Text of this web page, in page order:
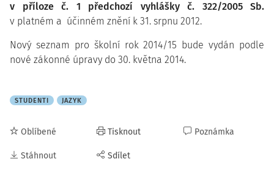
v příloze č. 1 předchozí vyhlášky č. 322/2005 Sb.
v platném a účinném znění k 31. srpnu 2012.
Nový seznam pro školní rok 2014/15 bude vydán podle
nové zákonné úpravy do 30. května 2014.
STUDENTI JAZYK
Oblíbené
Stáhnout
Tisknout
Sdílet
Poznámka